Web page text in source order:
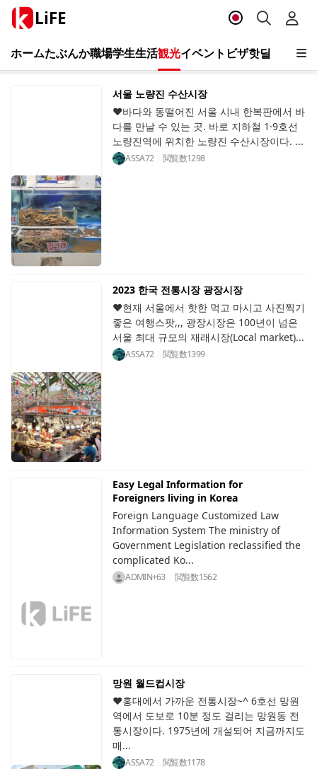
LiFE
ホームたぶんか職場学生生活観光イベント ビザ핫딜
서울 노량진 수산시장
♥바다와 동떨어진 서울 시내 한복판에서 바
다를 만날 수 있는 곳. 바로 지하철 1·9호선
노량진역에 위치한 노량진 수산시장이다. ...
ASSA72 閲覧数1298
2023 한국 전통시장 광장시장
♥현재 서울에서 핫한 먹고 마시고 사진찍기
좋은 여행스팟,,, 광장시장은 100년이 넘은
서울 최대 규모의 재래시장(Local market)...
ASSA72 閲覧数1399
Easy Legal Information for
Foreigners living in Korea
Foreign Language Customized Law
Information System The ministry of
Government Legislation reclassified the
complicated Ko...
ADMIN+63 閲覧数1562
망원 월드컵시장
♥홍대에서 가까운 전통시장~^ 6호선 망원
역에서 도보로 10분 정도 걸리는 망원동 전
통시장이다. 1975년에 개설되어 지금까지도
매...
ASSA72 閲覧数1178